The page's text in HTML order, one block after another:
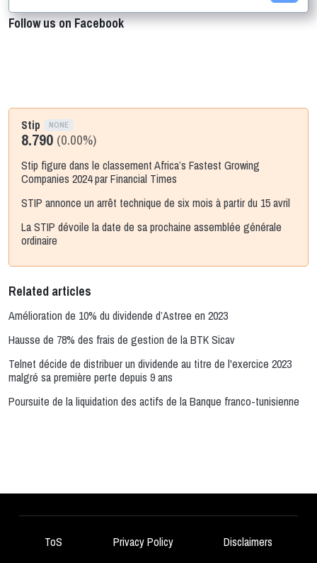
Follow us on Facebook
Stip NONE
8.790 (0.00%)
Stip figure dans le classement Africa’s Fastest Growing
Companies 2024 par Financial Times
STIP annonce un arrêt technique de six mois à partir du 15 avril
La STIP dévoile la date de sa prochaine assemblée générale
ordinaire
Related articles
Amélioration de 10% du dividende d’Astree en 2023
Hausse de 78% des frais de gestion de la BTK Sicav
Telnet décide de distribuer un dividende au titre de l'exercice 2023
malgré sa première perte depuis 9 ans
Poursuite de la liquidation des actifs de la Banque franco-tunisienne
ToS Privacy Policy Disclaimers